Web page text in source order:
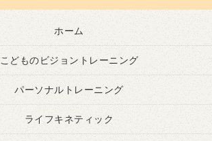
ホーム
こどものビジョントレーニング
パーソナルトレーニング
ライフキネティック